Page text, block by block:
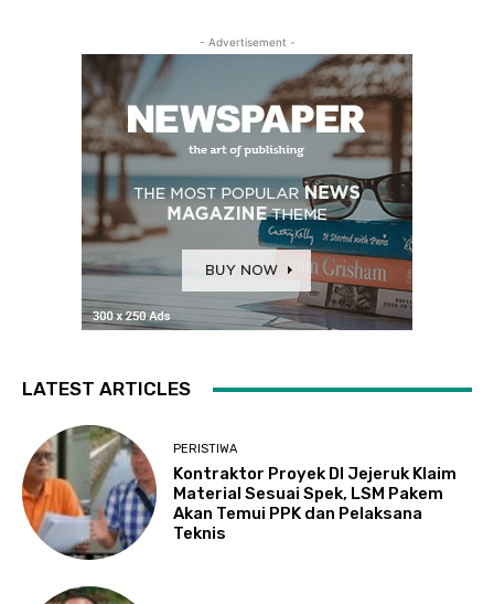
- Advertisement -
LATEST ARTICLES
PERISTIWA
Kontraktor Proyek DI Jejeruk Klaim
Material Sesuai Spek, LSM Pakem
Akan Temui PPK dan Pelaksana
Teknis